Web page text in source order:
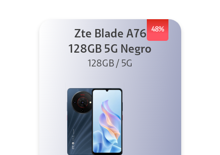
48%
Zte Blade A76
128GB 5G Negro
128GB / 5G